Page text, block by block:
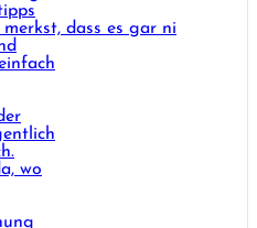
dass es gar ni